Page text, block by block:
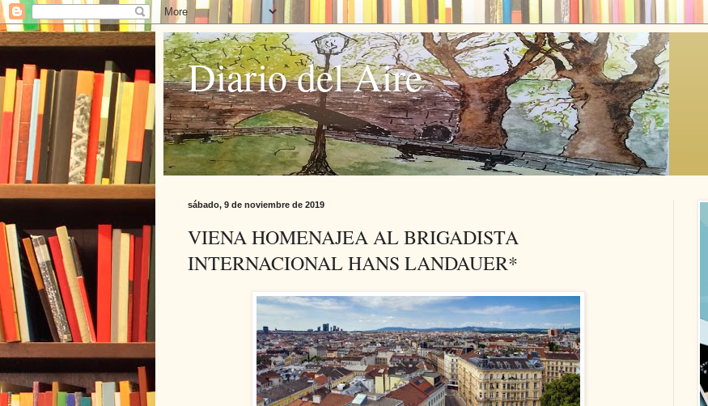
Diario del Aire
sábado, 9 de noviembre de 2019
VIENA HOMENAJEA AL BRIGADISTA
INTERNACIONAL HANS LANDAUER*